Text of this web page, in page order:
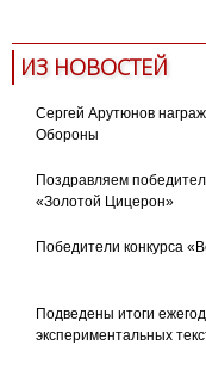
ИЗ НОВОСТЕЙ
Сергей Арутюнов
Обороны
Поздравляем
«Золотой Цицерон»
Победители конкурса
Подведены итоги
экспериментальных